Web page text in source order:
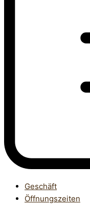
Geschäft
Öffnungszeiten